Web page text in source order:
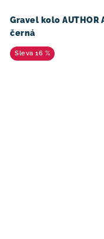
Gravel kolo
černá
16 %